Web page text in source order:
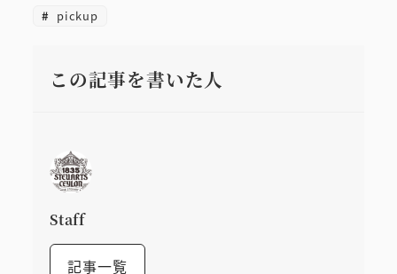
pickup
この記事を書いた人
Staff
記事一覧